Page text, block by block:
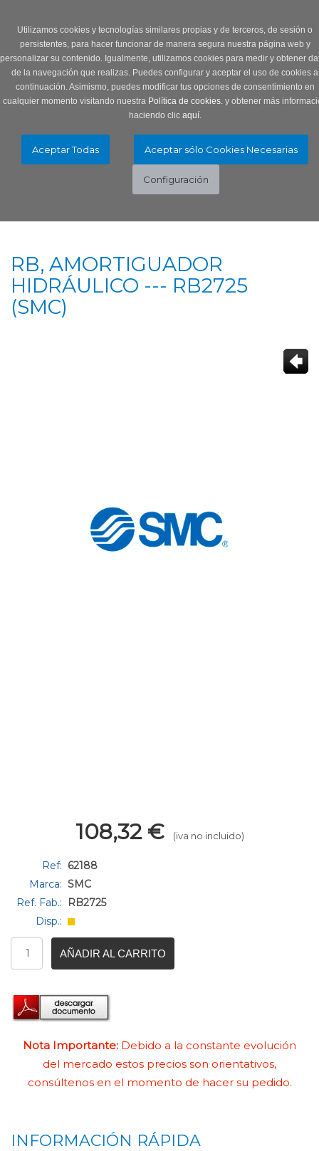
Utilizamos cookies y tecnologías similares propias y de terceros, de sesión o
persistentes, para hacer funcionar de manera segura nuestra página web y
personalizar su contenido. Igualmente, utilizamos cookies para medir y obtener
de la navegación que realizas. Puedes configurar y aceptar el uso de cookies a
continuación. Asimismo, puedes modificar tus opciones de consentimiento en
cualquier momento visitando nuestra Política de cookies.y obtener más
haciendo clic aquí.
RB, AMORTIGUADOR
HIDRÁULICO --- RB2725
(SMC)
108,32 € (iva no incluido)
Ref: 62188
Marca: SMC
Ref. Fab.:
RB2725
Disp.:
AÑADIR AL CARRITO
Nota Importante: Debido a la constante evolución
del mercado estos precios son orientativos,
consúltenos en el momento de hacer su pedido.
INFORMACIÓN RÁPIDA